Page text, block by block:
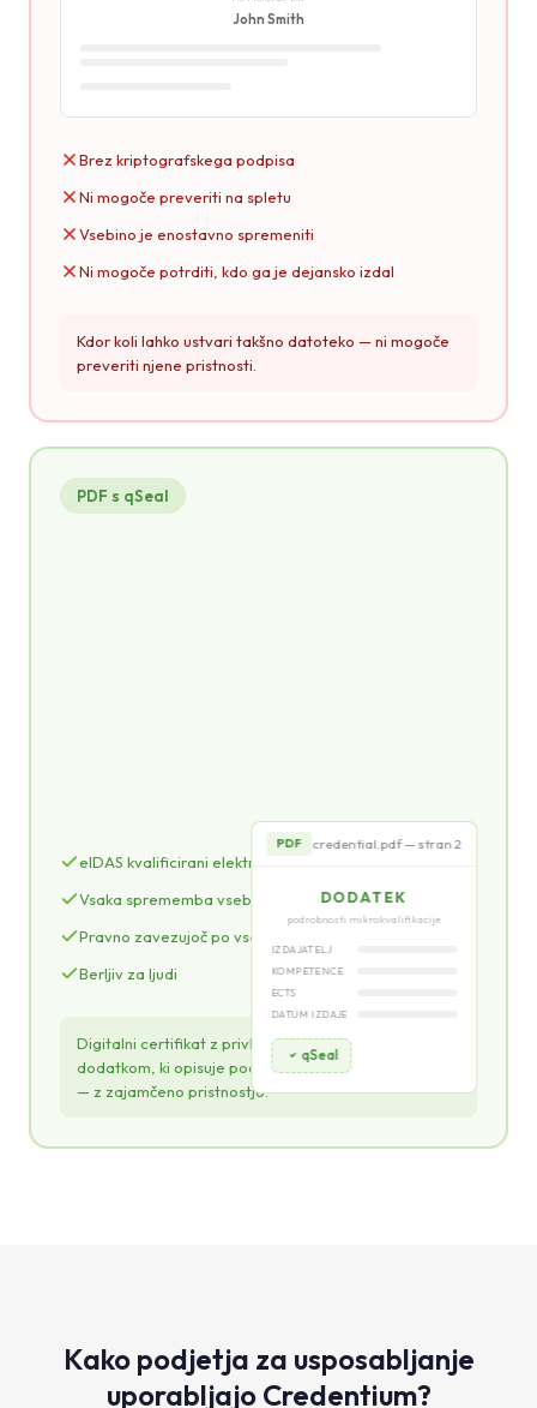
John Smith
Brez kriptografskega podpisa
Ni mogoče preveriti na spletu
Vsebino je enostavno spremeniti
Ni mogoče potrditi, kdo ga je dejansko izdal
Kdor koli lahko ustvari takšno datoteko — ni mogoče
preveriti njene pristnosti.
PDF s qSeal
PDF credential.pdf — stran 2
DODATEK
podrobnosti mikrokvalifikacije
IZDAJATELJ
KOMPETENCE
ECTS
DATUM IZDAJE
qSeal
eIDAS kvalificirani elektronski pečat
Vsaka sprememba vsebine se zazna
Pravno zavezujoč po vsej EU
Berljiv za ljudi
Digitalni certifikat z privlačno vizualno zasnovo in
dodatkom, ki opisuje podrobnosti mikrokvalifikacije
— z zajamčeno pristnostjo.
Kako podjetja za usposabljanje
uporabljajo Credentium?